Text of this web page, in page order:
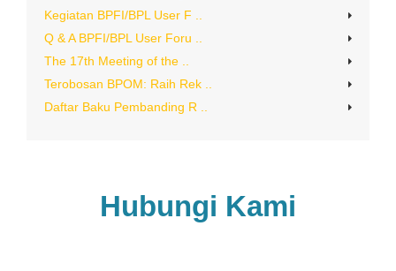
Kegiatan BPFI/BPL User F ..
Q & A BPFI/BPL User Foru ..
The 17th Meeting of the ..
Terobosan BPOM: Raih Rek ..
Daftar Baku Pembanding R ..
Hubungi Kami